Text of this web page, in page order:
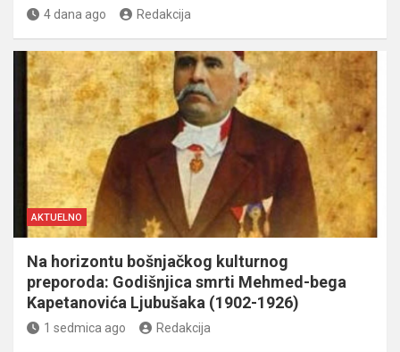
4 dana ago Redakcija
AKTUELNO
Na horizontu bošnjačkog kulturnog
preporoda: Godišnjica smrti Mehmed-bega
Kapetanovića Ljubušaka (1902-1926)
1 sedmica ago Redakcija